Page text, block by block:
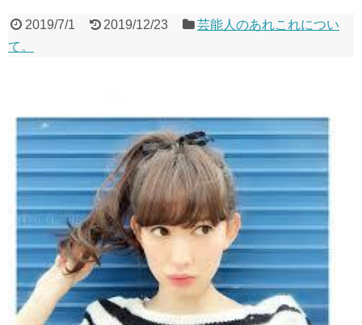
2019/7/1 2019/12/23
芸能人のあれこれについ
て。